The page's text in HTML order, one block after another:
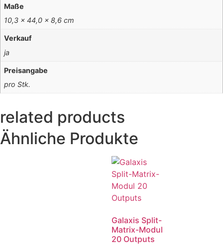
Maße
10,3 × 44,0 × 8,6 cm
Verkauf
ja
Preisangabe
pro Stk.
related products
Ähnliche Produkte
Galaxis Split-
Matrix-Modul
20 Outputs